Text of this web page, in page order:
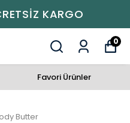
KARGO
0
Favori Ürünler
Butter